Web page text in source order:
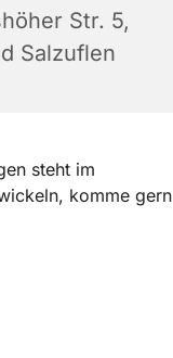
Str. 5,
Salzuflen
steht im
komme gern